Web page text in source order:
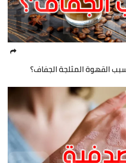
القهوة المثلجة الجفاف؟